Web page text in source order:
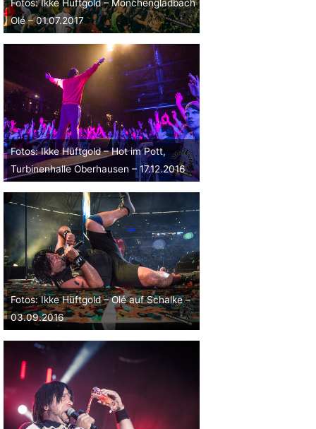
Fotos: Ikke Hüftgold – Mönchengladbach
Olé – 01.07.2017
Fotos: Ikke Hüftgold – Hot im Pott,
Turbinenhalle Oberhausen – 17.12.2016
Fotos: Ikke Hüftgold – Olé auf Schalke –
03.09.2016